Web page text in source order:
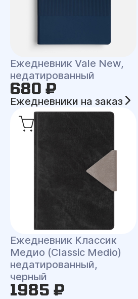
Ежедневник Vale New,
недатированный
680 ₽
Ежедневники на заказ
Ежедневник Классик
Медио (Classic Medio)
недатированный,
черный
1985 ₽